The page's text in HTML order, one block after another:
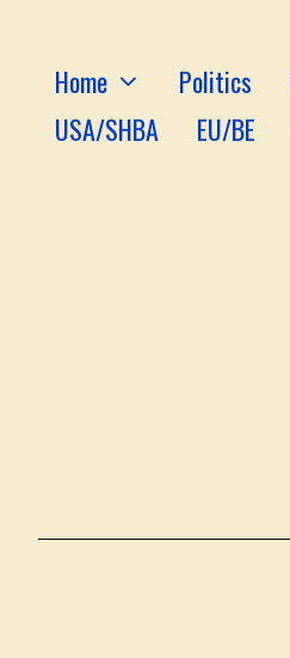
Home Politics
USA/SHBA
EU/BE